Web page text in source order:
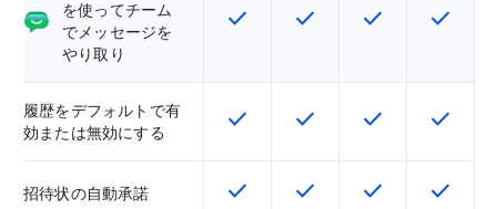
を使ってチーム
でメッセージを
やり取り
この機能は該当の SKU で利用で
check この機能は該当の SKU
check この機能は該当
check この機
check
履歴をデフォルトで有
効または無効にする
この機能は該当の SKU で利用で
check この機能は該当の SKU
check この機能は該当
check この機
check
招待状の自動承諾 この機能は該当の SKU で利用で
check この機能は該当の SKU
check この機能は該当
check この機
check